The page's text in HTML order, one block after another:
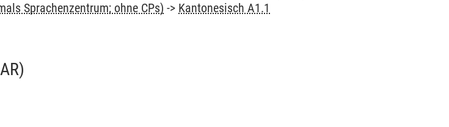
Sprachenzentrum; ohne CPs) -> Kantonesisch A1.1